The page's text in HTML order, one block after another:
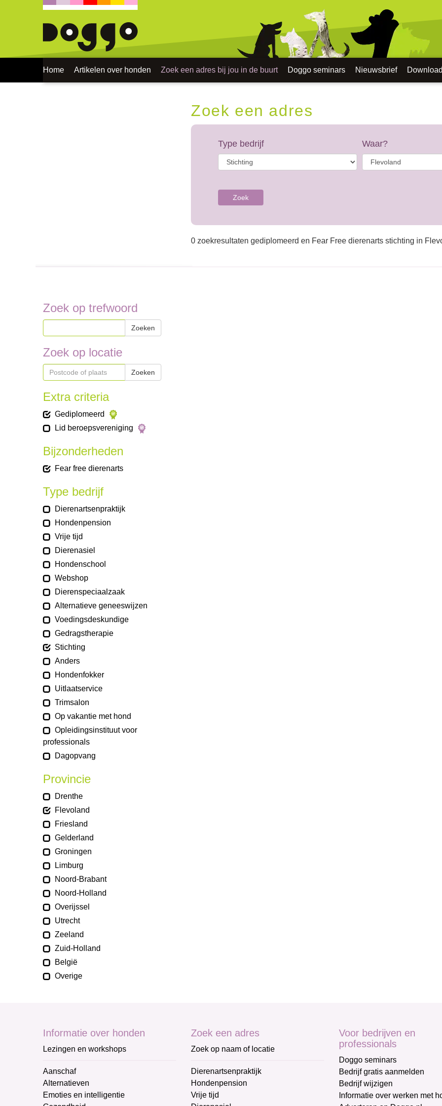
Home Artikelen over honden Zoek een adres bij jou in de buurt Doggo seminars Nieuwsbrief
Zoek een adres
Type bedrijf Waar?
Zoek
0 zoekresultaten gediplomeerd en Fear Free dierenarts stichting in
Zoek op trefwoord
Zoeken
Zoek op locatie
Zoeken
Extra criteria
Gediplomeerd
Lid beroepsvereniging
Bijzonderheden
Fear free dierenarts
Type bedrijf
Dierenartsenpraktijk
Hondenpension
Vrije tijd
Dierenasiel
Hondenschool
Webshop
Dierenspeciaalzaak
Alternatieve geneeswijzen
Voedingsdeskundige
Gedragstherapie
Stichting
Anders
Hondenfokker
Uitlaatservice
Trimsalon
Op vakantie met hond
Opleidingsinstituut voor
professionals
Dagopvang
Provincie
Drenthe
Flevoland
Friesland
Gelderland
Groningen
Limburg
Noord-Brabant
Noord-Holland
Overijssel
Utrecht
Zeeland
Zuid-Holland
België
Overige
Informatie over honden
Lezingen en workshops
Aanschaf
Alternatieven
Emoties en intelligentie
Zoek een adres
Zoek op naam of locatie
Dierenartsenpraktijk
Hondenpension
Vrije tijd
Voor bedrijven en
professionals
Doggo seminars
Bedrijf gratis aanmelden
Bedrijf wijzigen
Informatie over werken met